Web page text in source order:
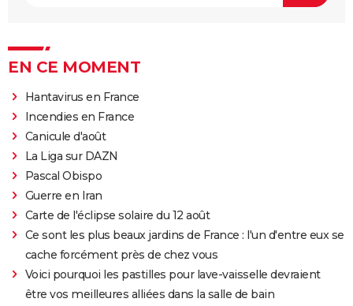
EN CE MOMENT
Hantavirus en France
Incendies en France
Canicule d'août
La Liga sur DAZN
Pascal Obispo
Guerre en Iran
Carte de l'éclipse solaire du 12 août
Ce sont les plus beaux jardins de France : l'un d'entre eux se
cache forcément près de chez vous
Voici pourquoi les pastilles pour lave-vaisselle devraient
être vos meilleures alliées dans la salle de bain